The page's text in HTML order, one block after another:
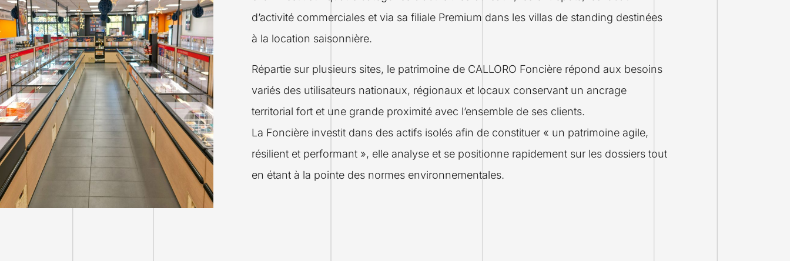
d’activité commerciales et via sa filiale Premium dans les villas de standing destinées
à la location saisonnière.
Répartie sur plusieurs sites, le patrimoine de CALLORO Foncière répond aux besoins
variés des utilisateurs nationaux, régionaux et locaux conservant un ancrage
territorial fort et une grande proximité avec l’ensemble de ses clients.
La Foncière investit dans des actifs isolés afin de constituer « un patrimoine agile,
résilient et performant », elle analyse et se positionne rapidement sur les dossiers tout
en étant à la pointe des normes environnementales.